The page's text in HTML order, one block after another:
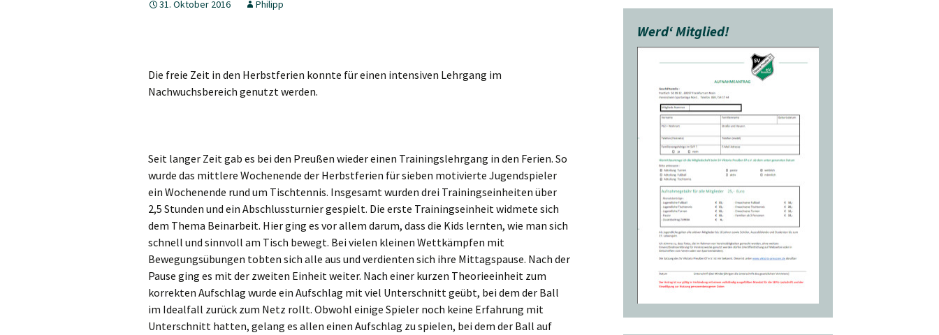
Jungen 15 I
31. Oktober 2016 Philipp
Die freie Zeit in den Herbstferien konnte für einen intensiven Lehrgang im
Nachwuchsbereich genutzt werden.
Seit langer Zeit gab es bei den Preußen wieder einen Trainingslehrgang in den Ferien. So
wurde das mittlere Wochenende der Herbstferien für sieben motivierte Jugendspieler
ein Wochenende rund um Tischtennis. Insgesamt wurden drei Trainingseinheiten über
2,5 Stunden und ein Abschlussturnier gespielt. Die erste Trainingseinheit widmete sich
dem Thema Beinarbeit. Hier ging es vor allem darum, dass die Kids lernten, wie man sich
schnell und sinnvoll am Tisch bewegt. Bei vielen kleinen Wettkämpfen mit
Bewegungsübungen tobten sich alle aus und verdienten sich ihre Mittagspause. Nach der
Pause ging es mit der zweiten Einheit weiter. Nach einer kurzen Theorieeinheit zum
korrekten Aufschlag wurde ein Aufschlag mit viel Unterschnitt geübt, bei dem der Ball
im Idealfall zurück zum Netz rollt. Obwohl einige Spieler noch keine Erfahrung mit
Unterschnitt hatten, gelang es allen einen Aufschlag zu spielen, bei dem der Ball auf
Werd‘ Mitglied!